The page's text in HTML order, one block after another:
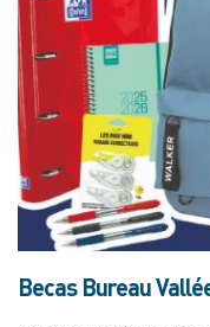
Becas Bureau